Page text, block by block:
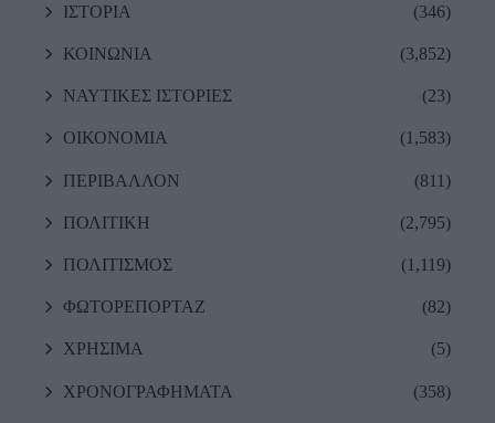
ΙΣΤΟΡΙΑ (346)
ΚΟΙΝΩΝΙΑ (3,852)
ΝΑΥΤΙΚΕΣ ΙΣΤΟΡΙΕΣ (23)
ΟΙΚΟΝΟΜΙΑ (1,583)
ΠΕΡΙΒΑΛΛΟΝ (811)
ΠΟΛΙΤΙΚΗ (2,795)
ΠΟΛΙΤΙΣΜΟΣ (1,119)
ΦΩΤΟΡΕΠΟΡΤΑΖ (82)
ΧΡΗΣΙΜΑ (5)
ΧΡΟΝΟΓΡΑΦΗΜΑΤΑ (358)